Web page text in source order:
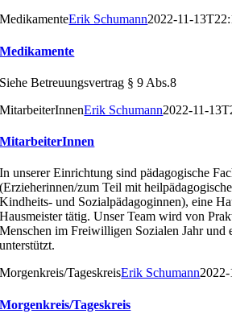
MedikamenteErik Schumann2022-11-
Medikamente
Siehe Betreuungsvertrag § 9 Abs.8
MitarbeiterInnenErik Schumann2022-11-
MitarbeiterInnen
In unserer Einrichtung sind pädagogische
(Erzieherinnen/zum Teil mit
Kindheits- und Sozialpädagoginnen), eine
Hausmeister tätig. Unser Team wirdvon
Menschen im Freiwilligen Sozialen Jahr und
unterstützt.
Morgenkreis/TageskreisErik Schumann
Morgenkreis/Tageskreis